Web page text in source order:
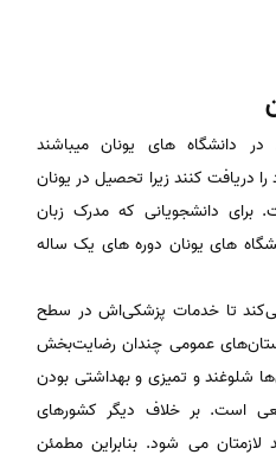
دانشگاه های یونان میباشند
دریافت کنند زیرا تحصیل در یونان
برای دانشجویانی که مدرک زبان
های یونان دوره های یک ساله
تا خدمات پزشکی‌اش در سطح
عمومی چندان رضایت‌بخش
شلوغند و تمیزی و بهداشتی بودن
است. بر خلاف دیگر کشورهای
لازمتان می شود. بنابراین مطمئن